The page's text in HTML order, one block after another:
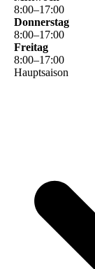
8:00–17:00
Donnerstag
8:00–17:00
Freitag
8:00–17:00
Hauptsaison